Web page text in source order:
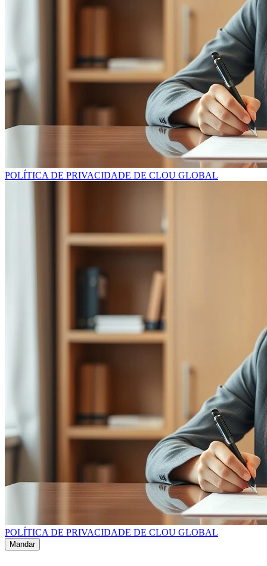
POLÍTICA DE PRIVACIDADE DE CLOU GLOBAL
POLÍTICA DE PRIVACIDADE DE CLOU GLOBAL